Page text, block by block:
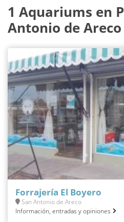
1 Aquariums en
Antonio de Areco
Forrajería El Boyero
San Antonio de Areco
Información, entradas y opiniones